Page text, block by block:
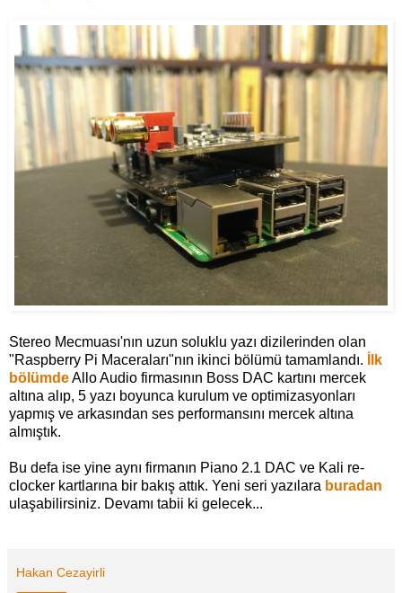
Stereo Mecmuası'nın uzun soluklu yazı dizilerinden olan
"Raspberry Pi Maceraları"nın ikinci bölümü tamamlandı.
İlk
bölümdeAllo Audio firmasının Boss DAC kartını mercek
altına alıp, 5 yazı boyunca kurulum ve optimizasyonları
yapmış ve arkasından ses performansını mercek altına
almıştık.
Bu defa ise yine aynı firmanın Piano 2.1 DAC ve Kali re-
clocker kartlarına bir bakış attık. Yeni seri yazılara buradan
ulaşabilirsiniz. Devamı tabii ki gelecek...
Hakan Cezayirli